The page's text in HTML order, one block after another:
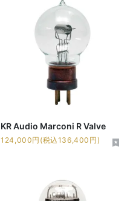
KR Audio Marconi R Valve
124,000円(税込136,400円)